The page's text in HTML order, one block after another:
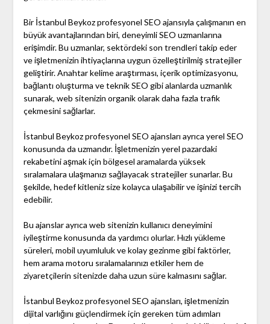
Bir İstanbul Beykoz profesyonel SEO ajansıyla çalışmanın en
büyük avantajlarından biri, deneyimli SEO uzmanlarına
erişimdir. Bu uzmanlar, sektördeki son trendleri takip eder
ve işletmenizin ihtiyaçlarına uygun özelleştirilmiş stratejiler
geliştirir. Anahtar kelime araştırması, içerik optimizasyonu,
bağlantı oluşturma ve teknik SEO gibi alanlarda uzmanlık
sunarak, web sitenizin organik olarak daha fazla trafik
çekmesini sağlarlar.
İstanbul Beykoz profesyonel SEO ajansları ayrıca yerel SEO
konusunda da uzmandır. İşletmenizin yerel pazardaki
rekabetini aşmak için bölgesel aramalarda yüksek
sıralamalara ulaşmanızı sağlayacak stratejiler sunarlar. Bu
şekilde, hedef kitleniz size kolayca ulaşabilir ve işinizi tercih
edebilir.
Bu ajanslar ayrıca web sitenizin kullanıcı deneyimini
iyileştirme konusunda da yardımcı olurlar. Hızlı yükleme
süreleri, mobil uyumluluk ve kolay gezinme gibi faktörler,
hem arama motoru sıralamalarınızı etkiler hem de
ziyaretçilerin sitenizde daha uzun süre kalmasını sağlar.
İstanbul Beykoz profesyonel SEO ajansları, işletmenizin
dijital varlığını güçlendirmek için gereken tüm adımları